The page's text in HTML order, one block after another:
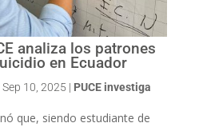
analiza los patrones
en Ecuador
Sep 10, 2025 | PUCE investiga
que, siendo estudiante de